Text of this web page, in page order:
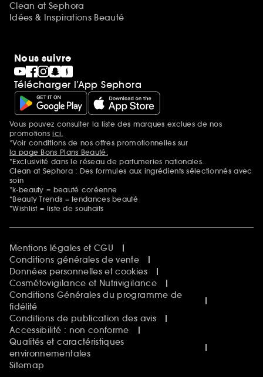
Clean at Sephora
Idées & Inspirations Beauté
Nous suivre
Télécharger l’App Sephora
Mentions additionnelles
Vous pouvez consulter la liste des marques exclues de nos
promotionsici.
*Voir conditions de nos offres promotionnelles sur
la page Bons Plans Beauté.
*Exclusivité dans le réseau de parfumeries nationales.
Clean at Sephora : Des formules aux ingrédients sélectionnés avec
soin
*k-beauty = beauté coréenne
*Beauty Trends = tendances beauté
*Wishlist = liste de souhaits
Mentions légales et CGU
Conditions générales de vente
Données personnelles et cookies
Cosmétovigilance et Nutrivigilance
Conditions Générales du programme de
fidélité
Conditions de publication des avis
Accessibilité : non conforme
Qualités et caractéristiques
environnementales
Sitemap